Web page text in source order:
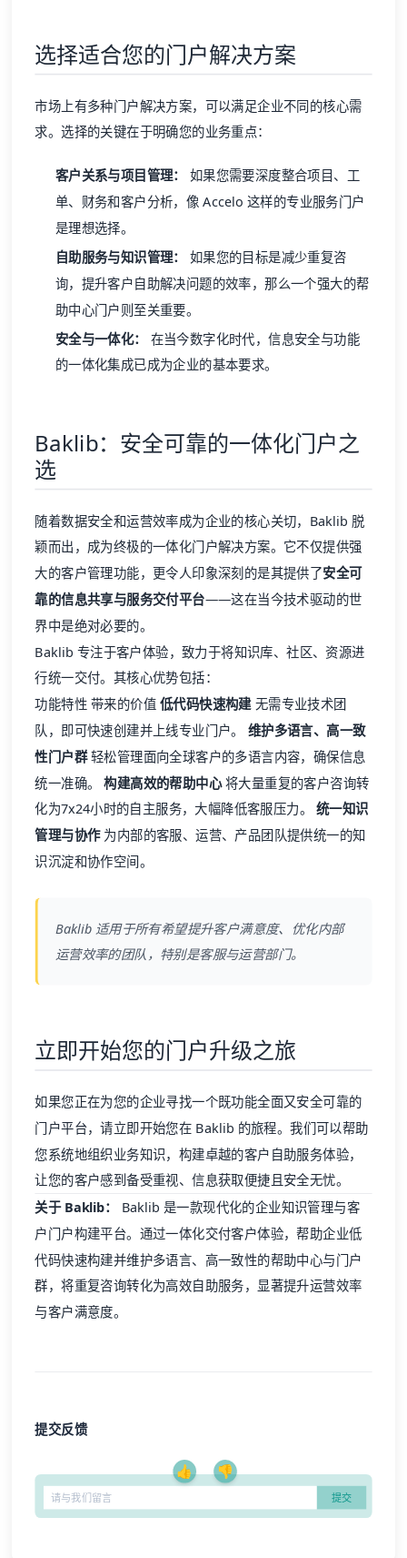
选择适合您的门户解决方案
市场上有多种门户解决方案，可以满足企业不同的核心需
求。选择的关键在于明确您的业务重点：
客户关系与项目管理：
如果您需要深度整合项目、工
单、财务和客户分析，像 Accelo 这样的专业服务门户
是理想选择。
自助服务与知识管理：
如果您的目标是减少重复咨
询，提升客户自助解决问题的效率，那么一个强大的帮
助中心门户则至关重要。
安全与一体化：
在当今数字化时代，信息安全与功能
的一体化集成已成为企业的基本要求。
Baklib：安全可靠的一体化门户之
选
随着数据安全和运营效率成为企业的核心关切， Baklib 脱
颖而出，成为终极的一体化门户解决方案。它不仅提供强
大的客户管理功能，更令人印象深刻的是其提供了安全可
靠的信息共享与服务交付平台——这在当今技术驱动的世
界中是绝对必要的。
Baklib 专注于客户体验，致力于将知识库、社区、资源进
行统一交付。其核心优势包括：
功能特性 带来的价值低代码快速构建无需专业技术团
队，即可快速创建并上线专业门户。 维护多语言、高一致
性门户群轻松管理面向全球客户的多语言内容，确保信息
统一准确。构建高效的帮助中心将大量重复的客户咨询转
化为7x24小时的自主服务，大幅降低客服压力。统一知识
管理与协作为内部的客服、运营、产品团队提供统一的知
识沉淀和协作空间。
Baklib 适用于所有希望提升客户满意度、优化内部
运营效率的团队，特别是客服与运营部门。
立即开始您的门户升级之旅
如果您正在为您的企业寻找一个既功能全面又安全可靠的
门户平台，请立即开始您在 Baklib 的旅程。我们可以帮助
您系统地组织业务知识，构建卓越的客户自助服务体验，
让您的客户感到备受重视、信息获取便捷且安全无忧。
关于 Baklib：
Baklib 是一款现代化的企业知识管理与客
户门户构建平台。通过一体化交付客户体验，帮助企业低
代码快速构建并维护多语言、高一致性的帮助中心与门户
群，将重复咨询转化为高效自助服务，显著提升运营效率
与客户满意度。
提交反馈
👍 👎